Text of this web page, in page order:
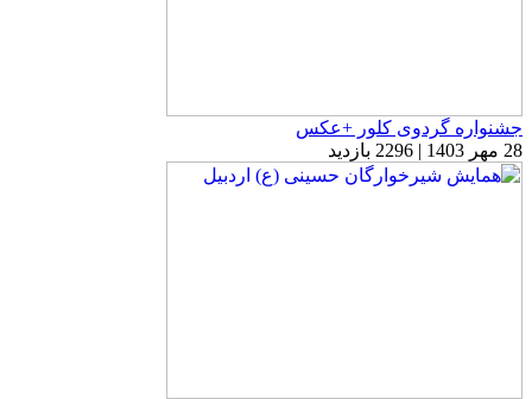
جشنواره گردوی کلور +عکس
28 مهر 1403 | 2296 بازدید